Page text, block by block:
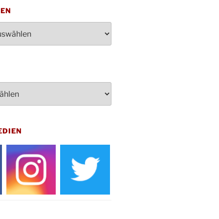
von 16-20 Uhr
18:30 Uhr
im Ev. Gemeindehaus von 14-
des Honterus Chors im
um 19:00 Uhr
im Ev. Gemeindehaus von